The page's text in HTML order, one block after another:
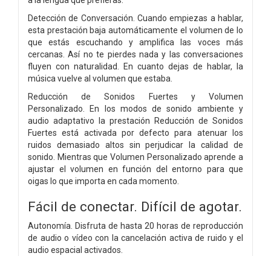
Detección de Conversación. Cuando empiezas a hablar,
esta prestación baja automáticamente el volumen de lo
que estás escuchando y amplifica las voces más
cercanas. Así no te pierdes nada y las conversaciones
fluyen con naturalidad. En cuanto dejas de hablar, la
música vuelve al volumen que estaba.
Reducción de Sonidos Fuertes y Volumen
Personalizado. En los modos de sonido ambiente y
audio adaptativo la prestación Reducción de Sonidos
Fuertes está activada por defecto para atenuar los
ruidos demasiado altos sin perjudicar la calidad de
sonido. Mientras que Volumen Personalizado aprende a
ajustar el volumen en función del entorno para que
oigas lo que importa en cada momento.
Fácil de conectar. Difícil de agotar.
Autonomía. Disfruta de hasta 20 horas de reproducción
de audio o vídeo con la cancelación activa de ruido y el
audio espacial activados.